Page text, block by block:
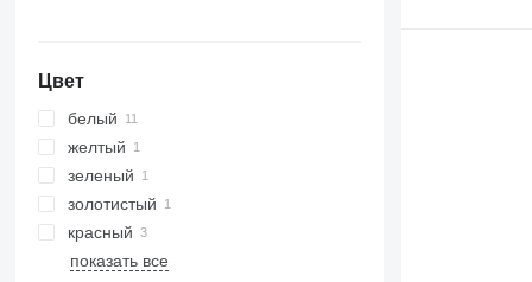
Цвет
белый
желтый
зеленый
золотистый
красный
показать все